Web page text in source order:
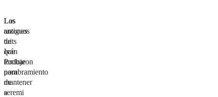
Los
antiguos
tuits
que
tumbaron
nombramiento
de
seremi
Las
razones
de
Iván
Poduje
para
mantener
a